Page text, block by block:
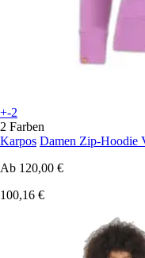
+-2
2 Farben
Karpos Damen Zip-Hoodie
Ab 120,00 €
100,16 €